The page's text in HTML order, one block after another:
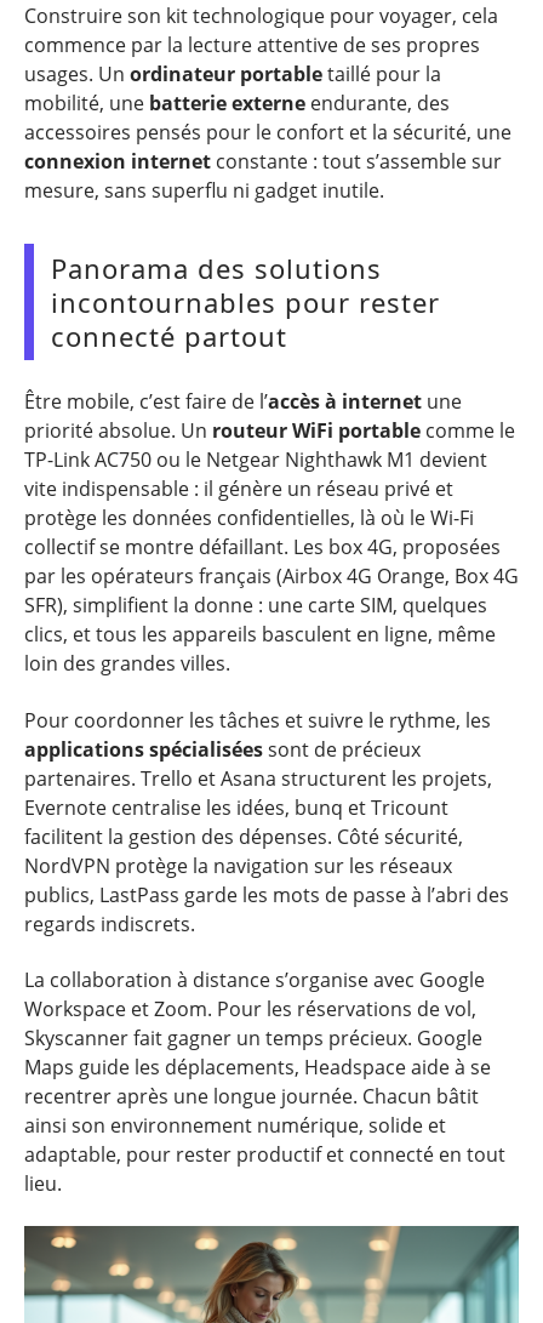
Construire son kit technologique pour voyager, cela
commence par la lecture attentive de ses propres
usages. Un ordinateur portabletaillé pour la
mobilité, une batterie externe endurante, des
accessoires pensés pour le confort et la sécurité, une
connexion internet constante : tout s’assemble sur
mesure, sans superflu ni gadget inutile.
Panorama des solutions
incontournables pour rester
connecté partout
Être mobile, c’est faire de l’accès à internet une
priorité absolue. Un routeur WiFi portable comme le
TP-Link AC750 ou le Netgear Nighthawk M1 devient
vite indispensable : il génère un réseau privé et
protège les données confidentielles, là où le Wi-Fi
collectif se montre défaillant. Les box 4G, proposées
par les opérateurs français (Airbox 4G Orange, Box 4G
SFR), simplifient la donne : une carte SIM, quelques
clics, et tous les appareils basculent en ligne, même
loin des grandes villes.
Pour coordonner les tâches et suivre le rythme, les
applications spécialiséessont de précieux
partenaires. Trello et Asana structurent les projets,
Evernote centralise les idées, bunq et Tricount
facilitent la gestion des dépenses. Côté sécurité,
NordVPN protège la navigation sur les réseaux
publics, LastPass garde les mots de passe à l’abri des
regards indiscrets.
La collaboration à distance s’organise avec Google
Workspace et Zoom. Pour les réservations de vol,
Skyscanner fait gagner un temps précieux. Google
Maps guide les déplacements, Headspace aide à se
recentrer après une longue journée. Chacun bâtit
ainsi son environnement numérique, solide et
adaptable, pour rester productif et connecté en tout
lieu.